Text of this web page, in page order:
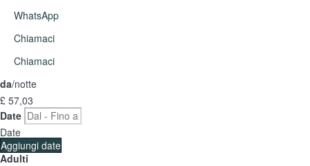
WhatsApp
Chiamaci
Chiamaci
da/notte
£ 57,03
Date
Date
Aggiungi date
Adulti